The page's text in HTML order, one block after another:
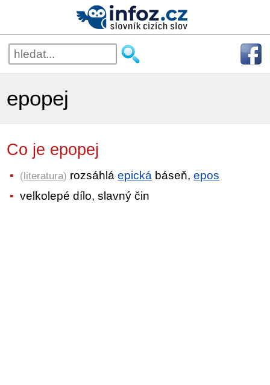
epopej
Co je epopej
(literatura) rozsáhláepická báseň,epos
velkolepé dílo, slavný čin